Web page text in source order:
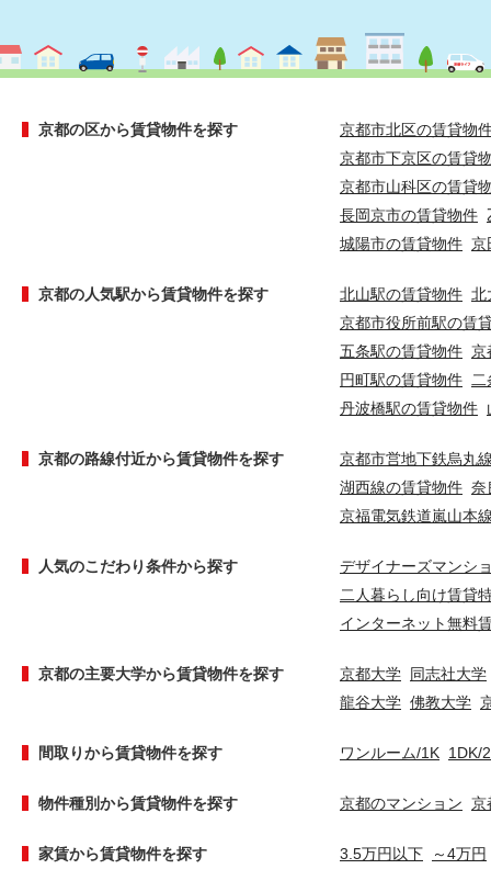
京都の区から賃貸物件を探す
京都市北区の賃貸物
京都市下京区の賃貸
京都市山科区の賃貸
長岡京市の賃貸物件
城陽市の賃貸物件 京
京都の人気駅から賃貸物件を探す 北山駅の賃貸物件 北
京都市役所前駅の賃
五条駅の賃貸物件 京
円町駅の賃貸物件
丹波橋駅の賃貸物件
京都の路線付近から賃貸物件を探す
京都市営地下鉄烏丸
湖西線の賃貸物件 奈
京福電気鉄道嵐山本
人気のこだわり条件から探す
デザイナーズマンシ
二人暮らし向け賃貸
インターネット無料
京都の主要大学から賃貸物件を探す 京都大学 同志社大学
龍谷大学 佛教大学
間取りから賃貸物件を探す ワンルーム/1K 1DK/
物件種別から賃貸物件を探す 京都のマンション 京
家賃から賃貸物件を探す 3.5万円以下 ～4万円